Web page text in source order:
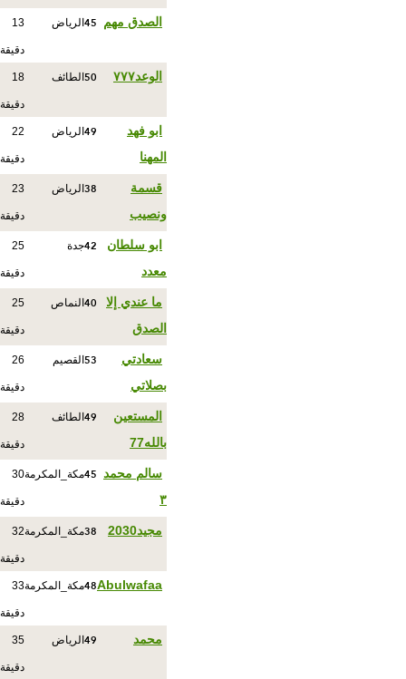
الصدق مهم 45 الرياض 13
دقيقة
الوعد٧٧٧ 50 الطائف 18
دقيقة
ابو فهد
المهنا
49 الرياض 22
دقيقة
قسمة
ونصيب
38 الرياض 23
دقيقة
ابو سلطان
معدد
42جدة 25
دقيقة
ما عندي إلا
الصدق
40 النماص 25
دقيقة
سعادتي
بصلاتي
53 القصيم 26
دقيقة
المستعين
بالله77
49 الطائف 28
دقيقة
سالم محمد
٣
45مكة_المكرمة30
دقيقة
مجيد2030 38مكة_المكرمة32
دقيقة
Abulwafaa
48مكة_المكرمة33
دقيقة
محمد 49 الرياض 35
دقيقة